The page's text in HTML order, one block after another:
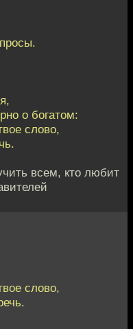
о богатом:
слово,
всем, кто любит
слово,